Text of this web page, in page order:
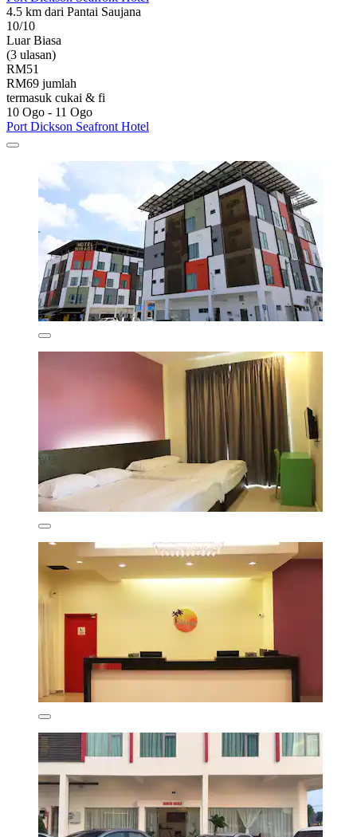
4.5 km dari Pantai Saujana
10/10
Luar Biasa
(3 ulasan)
RM51
RM69 jumlah
termasuk cukai & fi
10 Ogo - 11 Ogo
Port Dickson Seafront Hotel